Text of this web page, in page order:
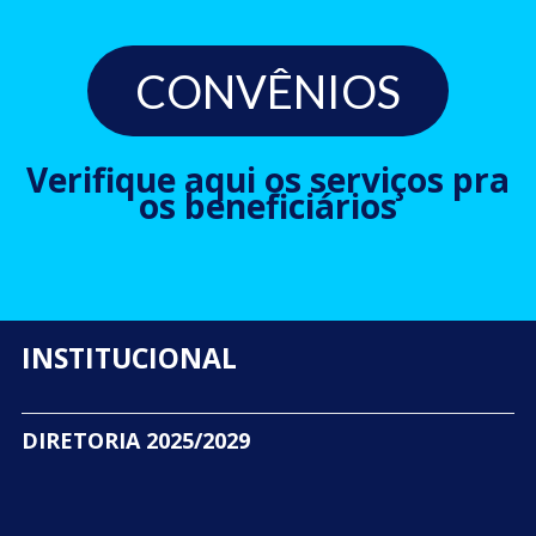
CONVÊNIOS
Verifique aqui os serviços pra
os beneficiários
INSTITUCIONAL
DIRETORIA 2025/2029